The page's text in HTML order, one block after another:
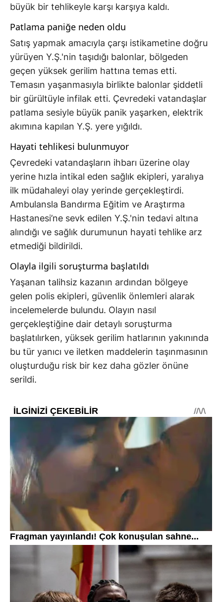
büyük bir tehlikeyle karşı karşıya kaldı.
Patlama paniğe neden oldu
Satış yapmak amacıyla çarşı istikametine doğru
yürüyen Y.Ş.'nin taşıdığı balonlar, bölgeden
geçen yüksek gerilim hattına temas etti.
Temasın yaşanmasıyla birlikte balonlar şiddetli
bir gürültüyle infilak etti. Çevredeki vatandaşlar
patlama sesiyle büyük panik yaşarken, elektrik
akımına kapılan Y.Ş. yere yığıldı.
Hayati tehlikesi bulunmuyor
Çevredeki vatandaşların ihbarı üzerine olay
yerine hızla intikal eden sağlık ekipleri, yaralıya
ilk müdahaleyi olay yerinde gerçekleştirdi.
Ambulansla Bandırma Eğitim ve Araştırma
Hastanesi’ne sevk edilen Y.Ş.'nin tedavi altına
alındığı ve sağlık durumunun hayati tehlike arz
etmediği bildirildi.
Olayla ilgili soruşturma başlatıldı
Yaşanan talihsiz kazanın ardından bölgeye
gelen polis ekipleri, güvenlik önlemleri alarak
incelemelerde bulundu. Olayın nasıl
gerçekleştiğine dair detaylı soruşturma
başlatılırken, yüksek gerilim hatlarının yakınında
bu tür yanıcı ve iletken maddelerin taşınmasının
oluşturduğu risk bir kez daha gözler önüne
serildi.